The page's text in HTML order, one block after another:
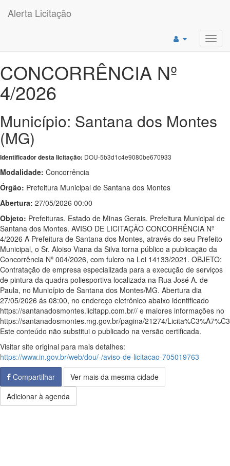
Alerta Licitação
CONCORRÊNCIA Nº
4/2026
Município: Santana dos Montes
(MG)
Identificador desta licitação: DOU-5b3d1c4e9080be670933
Modalidade: Concorrência
Órgão: Prefeitura Municipal de Santana dos Montes
Abertura: 27/05/2026 00:00
Objeto: Prefeituras. Estado de Minas Gerais. Prefeitura Municipal de
Santana dos Montes. AVISO DE LICITAÇÃO CONCORRÊNCIA Nº
4/2026 A Prefeitura de Santana dos Montes, através do seu Prefeito
Municipal, o Sr. Aloiso Viana da Silva torna público a publicação da
Concorrência Nº 004/2026, com fulcro na Lei 14133/2021. OBJETO:
Contratação de empresa especializada para a execução de serviços
de pintura da quadra poliesportiva localizada na Rua José A. de
Paula, no Município de Santana dos Montes/MG. Abertura dia
27/05/2026 ás 08:00, no endereço eletrônico abaixo identificado
https://santanadosmontes.licitapp.com.br// e maiores informações no
https://santanadosmontes.mg.gov.br/pagina/21274/
Este conteúdo não substitui o publicado na versão certificada.
Visitar site original para mais detalhes:
https://www.in.gov.br/web/dou/-/aviso-de-licitacao-705019763
Compartilhar
Ver mais da mesma cidade
Adicionar à agenda